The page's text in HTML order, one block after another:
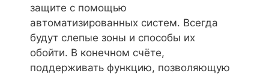
защите с помощью
автоматизированных систем. Всегда
будут слепые зоны и способы их
обойти. В конечном счёте,
поддерживать функцию, позволяющую